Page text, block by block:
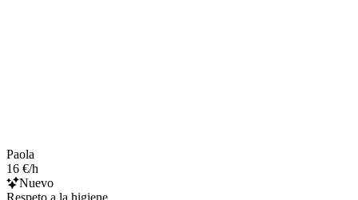
Paola
16 €/h
Nuevo
Respeto a la higiene